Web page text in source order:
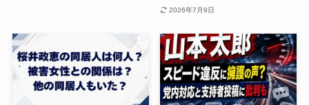
2026年7月9日